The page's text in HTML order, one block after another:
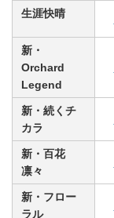
生涯快晴
新・
Orchard
Legend
新・続くチ
カラ
新・百花
凛々
新・フロー
ラル